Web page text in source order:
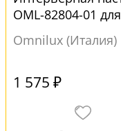
OML-82804-01
Omnilux (Италия)
1 575 ₽